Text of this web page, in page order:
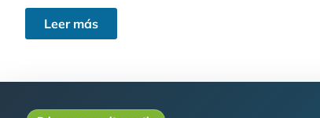
Leer más